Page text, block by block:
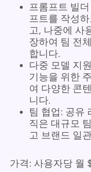
프롬프트 빌
프트를 작성
고, 나중에 사
장하여 팀 전
합니다.
다중 모델 지
기능을 위한
여 다양한 콘
니다.
팀 협업: 공유
직은 대규모
고 브랜드 일
가격: 사용자당 월